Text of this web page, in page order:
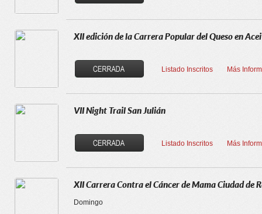
XII edición de la Carrera Popular del Queso en
Listado Inscritos Más
VII Night Trail San Julián
Listado Inscritos Más
XII Carrera Contra el Cáncer de Mama Ciudad de
Domingo